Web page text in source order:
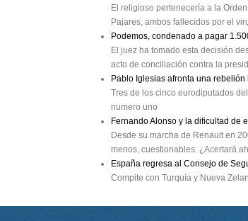
El religioso pertenecería a la
Pajares, ambos fallecidos por el
Podemos, condenado a pagar
El juez ha tomado esta decisión
acto de conciliación contra la
Pablo Iglesias afronta una
Tres de los cinco eurodiputados
numero uno
Fernando Alonso y la dificultad de
Desde su marcha de Renault en
menos, cuestionables. ¿Acertará
España regresa al Consejo de
Compite con Turquía y Nueva